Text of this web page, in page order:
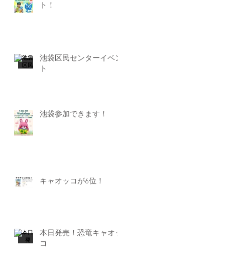
ト！
池袋区民センターイベン
ト
池袋参加できます！
キャオッコが6位！
本日発売！恐竜キャオッ
コ